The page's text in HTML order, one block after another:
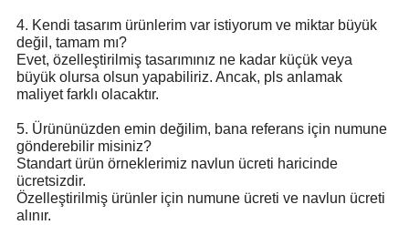
4. Kendi tasarım ürünlerim var istiyorum ve miktar büyük
değil, tamam mı?
Evet, özelleştirilmiş tasarımınız ne kadar küçük veya
büyük olursa olsun yapabiliriz. Ancak, pls anlamak
maliyet farklı olacaktır.
5. Ürününüzden emin değilim, bana referans için numune
gönderebilir misiniz?
Standart ürün örneklerimiz navlun ücreti haricinde
ücretsizdir.
Özelleştirilmiş ürünler için numune ücreti ve navlun ücreti
alınır.